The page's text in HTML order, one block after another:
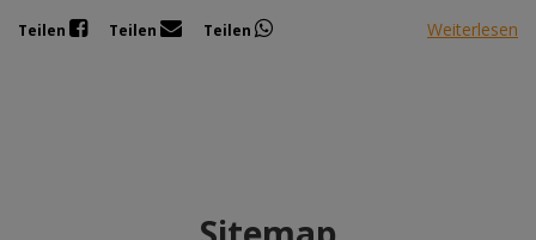
Teilen Teilen Teilen Weiterlesen